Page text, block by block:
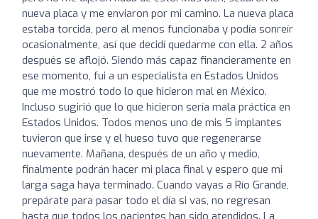
nueva placa y me enviaron por mi camino. La nueva placa
estaba torcida, pero al menos funcionaba y podía sonreír
ocasionalmente, así que decidí quedarme con ella. 2 años
después se aflojó. Siendo más capaz financieramente en
ese momento, fui a un especialista en Estados Unidos
que me mostró todo lo que hicieron mal en México.
Incluso sugirió que lo que hicieron sería mala práctica en
Estados Unidos. Todos menos uno de mis 5 implantes
tuvieron que irse y el hueso tuvo que regenerarse
nuevamente. Mañana, después de un año y medio,
finalmente podrán hacer mi placa final y espero que mi
larga saga haya terminado. Cuando vayas a Río Grande,
prepárate para pasar todo el día si vas, no regresan
hasta que todos los pacientes han sido atendidos. La